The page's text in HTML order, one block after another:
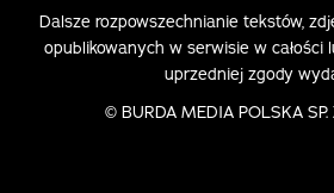
Dalsze rozpowszechnianie tekstów,
opublikowanych w serwisie w
uprzedniej zgody
© BURDA MEDIA POLSKA